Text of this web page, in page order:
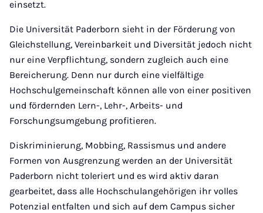
einsetzt.
Die Universität Paderborn sieht in der Förderung von
Gleichstellung, Vereinbarkeit und Diversität jedoch nicht
nur eine Verpflichtung, sondern zugleich auch eine
Bereicherung. Denn nur durch eine vielfältige
Hochschulgemeinschaft können alle von einer positiven
und fördernden Lern-, Lehr-, Arbeits- und
Forschungsumgebung profitieren.
Diskriminierung, Mobbing, Rassismus und andere
Formen von Ausgrenzung werden an der Universität
Paderborn nicht toleriert und es wird aktiv daran
gearbeitet, dass alle Hochschulangehörigen ihr volles
Potenzial entfalten und sich auf dem Campus sicher